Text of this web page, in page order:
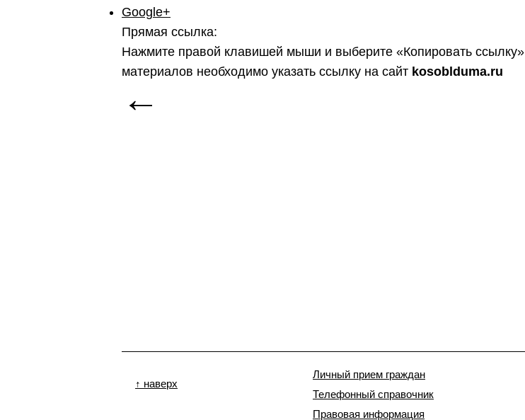
Google+
Прямая ссылка:
Нажмите правой клавишей мыши и выберите «Копировать ссылку»
материалов необходимо указать ссылку на сайт kosoblduma.ru
←
↑ наверх
Личный прием граждан
Телефонный справочник
Правовая информация